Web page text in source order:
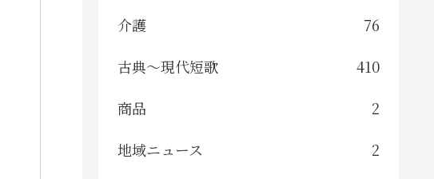
介護
76
古典～現代短歌
410
商品
2
地域ニュース
2